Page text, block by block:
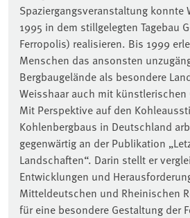
Spaziergangsveranstaltung konnte
1995 in dem stillgelegten Tagebau
Ferropolis) realisieren. Bis 1999
Menschen das ansonsten
Bergbaugelände als besondere
Weisshaar auch mit künstlerischen
Mit Perspektive auf den
Kohlenbergbaus in Deutschland
gegenwärtig an der Publikation
Landschaften“. Darin stellt er
Entwicklungen und
Mitteldeutschen und Rheinischen
für eine besondere Gestaltung der